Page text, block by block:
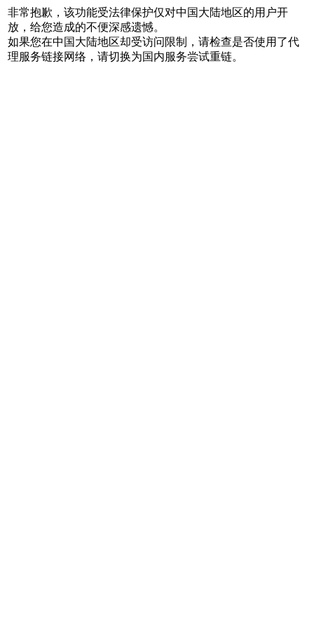
非常抱歉，该功能受法律保护仅对中国大陆地区的用户开
放，给您造成的不便深感遗憾。
如果您在中国大陆地区却受访问限制，请检查是否使用了代
理服务链接网络，请切换为国内服务尝试重链。